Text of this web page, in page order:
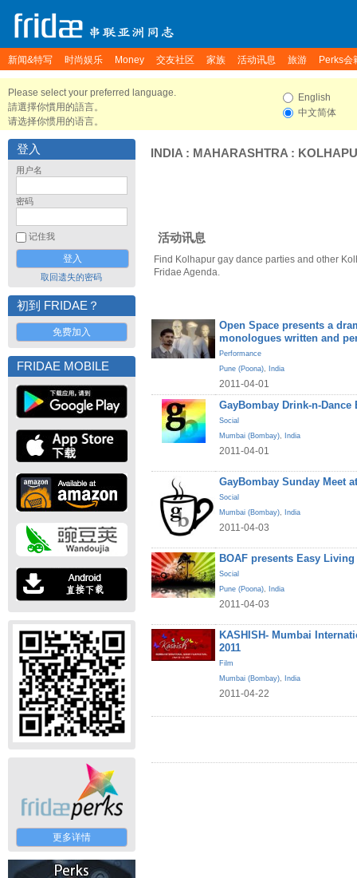
新闻&特写 时尚娱乐 Money 交友社区 家族 活动讯息 旅游 Perks会
Please select your preferred language.
請選擇你慣用的語言。
请选择你惯用的语言。
English
中文简体
登入
用户名
密码
记住我
取回遗失的密码
初到 FRIDAE？
免费加入
FRIDAE MOBILE
更多详情
INDIA : MAHARASHTRA :
活动讯息
Find Kolhapur gay dance parties and other
Fridae Agenda.
Open Space presents a
monologues written and
Performance
Pune (Poona), India
2011-04-01
GayBombay Drink-n-Dance
Social
Mumbai (Bombay), India
2011-04-01
GayBombay Sunday Meet
Social
Mumbai (Bombay), India
2011-04-03
BOAF presents Easy
Social
Pune (Poona), India
2011-04-03
KASHISH- Mumbai
2011
Film
Mumbai (Bombay), India
2011-04-22